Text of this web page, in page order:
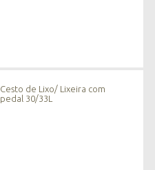
Cesto de Lixo/ Lixeira com
pedal 30/33L